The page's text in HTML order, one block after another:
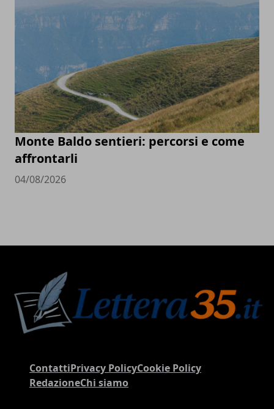
Monte Baldo sentieri: percorsi e come
affrontarli
04/08/2026
ContattiPrivacy PolicyCookie Policy
RedazioneChi siamo